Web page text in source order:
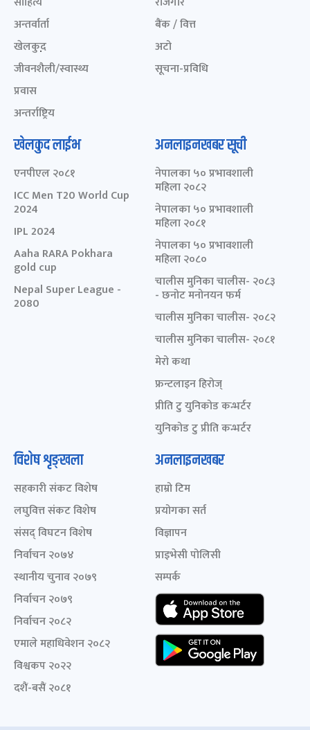
अन्तर्वार्ता
खेलकुद़़
जीवनशैली/स्वास्थ्य
प्रवास
अन्तर्राष्ट्रिय
बैंक / वित्त
अटो
सूचना-प्रविधि
खेलकुद लाईभ
एनपीएल २०८१
ICC Men T20 World Cup
2024
IPL 2024
Aaha RARA Pokhara
gold cup
Nepal Super League -
2080
अनलाइनखबर सूची
नेपालका ५० प्रभावशाली
महिला २०८२
नेपालका ५० प्रभावशाली
महिला २०८१
नेपालका ५० प्रभावशाली
महिला २०८०
चालीस मुनिका चालीस- २०८३
- छनोट मनोनयन फर्म
चालीस मुनिका चालीस- २०८२
चालीस मुनिका चालीस- २०८१
मेरो कथा
फ्रन्टलाइन हिरोज्
प्रीति टु युनिकोड कन्भर्टर
युनिकोड टु प्रीति कन्भर्टर
विशेष शृङ्खला
सहकारी संकट विशेष
लघुवित्त संकट विशेष
संसद् विघटन विशेष
निर्वाचन २०७४
स्थानीय चुनाव २०७९
निर्वाचन २०७९
निर्वाचन २०८२
एमाले महाधिवेशन २०८२
विश्वकप २०२२
दशैं-बसैं २०८१
अनलाइनखबर
हाम्रो टिम
प्रयोगका सर्त
विज्ञापन
प्राइभेसी पोलिसी
सम्पर्क